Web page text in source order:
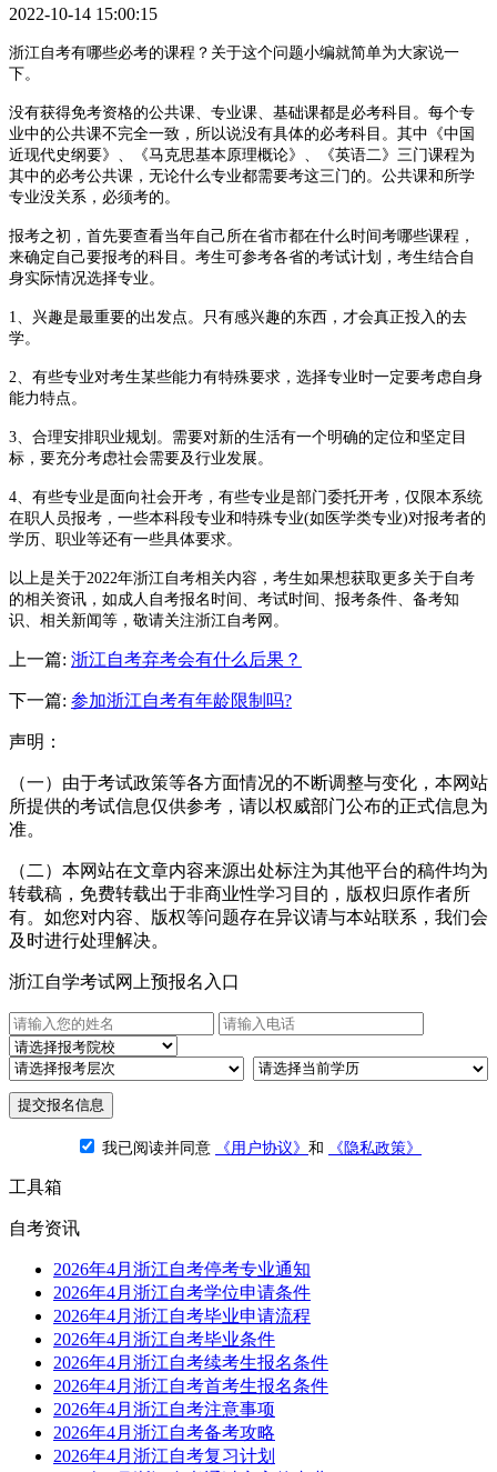
2022-10-14 15:00:15
浙江自考有哪些必考的课程？关于这个问题小编就简单为大家说一
下。
没有获得免考资格的公共课、专业课、基础课都是必考科目。每个专
业中的公共课不完全一致，所以说没有具体的必考科目。其中《中国
近现代史纲要》、《马克思基本原理概论》、《英语二》三门课程为
其中的必考公共课，无论什么专业都需要考这三门的。公共课和所学
专业没关系，必须考的。
报考之初，首先要查看当年自己所在省市都在什么时间考哪些课程，
来确定自己要报考的科目。考生可参考各省的考试计划，考生结合自
身实际情况选择专业。
1、兴趣是最重要的出发点。只有感兴趣的东西，才会真正投入的去
学。
2、有些专业对考生某些能力有特殊要求，选择专业时一定要考虑自身
能力特点。
3、合理安排职业规划。需要对新的生活有一个明确的定位和坚定目
标，要充分考虑社会需要及行业发展。
4、有些专业是面向社会开考，有些专业是部门委托开考，仅限本系统
在职人员报考，一些本科段专业和特殊专业(如医学类专业)对报考者的
学历、职业等还有一些具体要求。
以上是关于2022年浙江自考相关内容，考生如果想获取更多关于自考
的相关资讯，如成人自考报名时间、考试时间、报考条件、备考知
识、相关新闻等，敬请关注浙江自考网。
上一篇: 浙江自考弃考会有什么后果？
下一篇: 参加浙江自考有年龄限制吗?
声明：
（一）由于考试政策等各方面情况的不断调整与变化，本网站
所提供的考试信息仅供参考，请以权威部门公布的正式信息为
准。
（二）本网站在文章内容来源出处标注为其他平台的稿件均为
转载稿，免费转载出于非商业性学习目的，版权归原作者所
有。如您对内容、版权等问题存在异议请与本站联系，我们会
及时进行处理解决。
浙江自学考试网上预报名入口
提交报名信息
我已阅读并同意 《用户协议》 和 《隐私政策》
工具箱
自考资讯
2026年4月浙江自考停考专业通知
2026年4月浙江自考学位申请条件
2026年4月浙江自考毕业申请流程
2026年4月浙江自考毕业条件
2026年4月浙江自考续考生报名条件
2026年4月浙江自考首考生报名条件
2026年4月浙江自考注意事项
2026年4月浙江自考备考攻略
2026年4月浙江自考复习计划